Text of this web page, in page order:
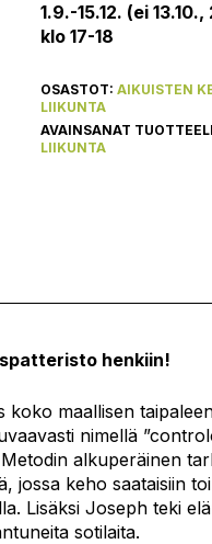
1.9.-15.12. (ei 13.10.,
klo 17-18
OSASTOT: AIKUISTEN
LIIKUNTA
AVAINSANAT
LIIKUNTA
henkiin!
koko maallisen
nimellä
alkuperäinen
jossa keho saataisiin
Lisäksi Joseph teki
sotilaita.